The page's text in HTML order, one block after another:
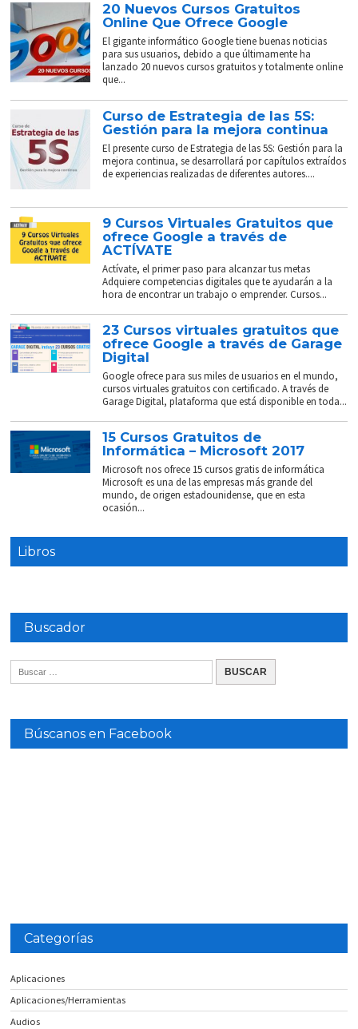
20 Nuevos Cursos Gratuitos
Online Que Ofrece Google
El gigante informático Google tiene buenas noticias
para sus usuarios, debido a que últimamente ha
lanzado 20 nuevos cursos gratuitos y totalmente online
que...
Curso de Estrategia de las 5S:
Gestión para la mejora continua
El presente curso de Estrategia de las 5S: Gestión para la
mejora continua, se desarrollará por capítulos extraídos
de experiencias realizadas de diferentes autores....
9 Cursos Virtuales Gratuitos que
ofrece Google a través de
ACTÍVATE
Actívate, el primer paso para alcanzar tus metas
Adquiere competencias digitales que te ayudarán a la
hora de encontrar un trabajo o emprender. Cursos...
23 Cursos virtuales gratuitos que
ofrece Google a través de Garage
Digital
Google ofrece para sus miles de usuarios en el mundo,
cursos virtuales gratuitos con certificado. A través de
Garage Digital, plataforma que está disponible en toda...
15 Cursos Gratuitos de
Informática – Microsoft 2017
Microsoft nos ofrece 15 cursos gratis de informática
Microsoft es una de las empresas más grande del
mundo, de origen estadounidense, que en esta
ocasión...
Libros
Buscador
Búscanos en Facebook
Categorías
Aplicaciones
Aplicaciones/Herramientas
Audios